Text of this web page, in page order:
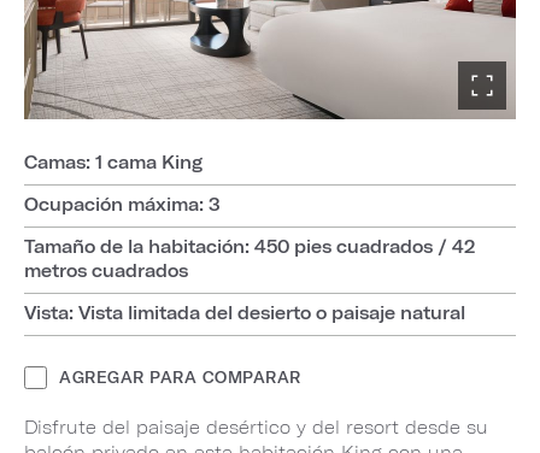
Camas: 1 cama King
Ocupación máxima: 3
Tamaño de la habitación: 450 pies cuadrados / 42
metros cuadrados
Vista: Vista limitada del desierto o paisaje natural
AGREGAR PARA COMPARAR
Disfrute del paisaje desértico y del resort desde su